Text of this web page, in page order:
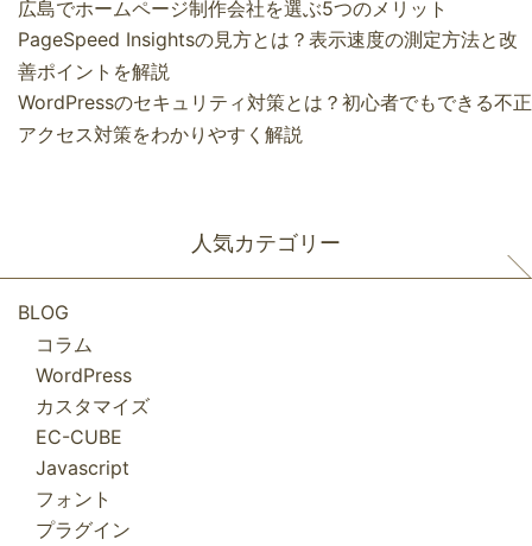
広島でホームページ制作会社を選ぶ5つのメリット
PageSpeed Insightsの見方とは？表示速度の測定方法と改
善ポイントを解説
WordPressのセキュリティ対策とは？初心者でもできる不正
アクセス対策をわかりやすく解説
人気カテゴリー
BLOG
コラム
WordPress
カスタマイズ
EC-CUBE
Javascript
フォント
プラグイン